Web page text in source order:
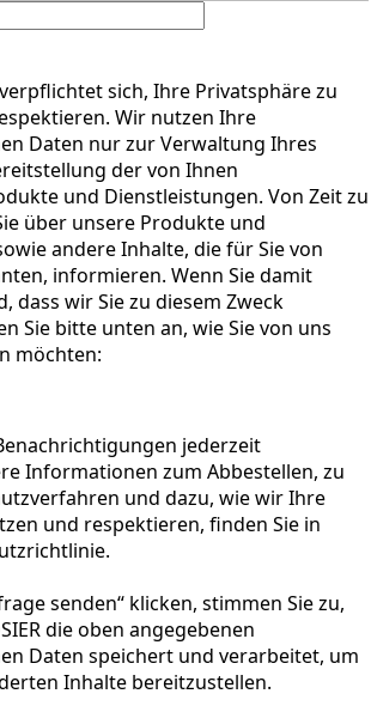
sich, Ihre Privatsphäre zu
Wir nutzen Ihre
Daten nur zur Verwaltung Ihres
der von Ihnen
und Dienstleistungen. Von Zeit zu
über unsere Produkte und
andere Inhalte, die für Sie von
informieren. Wenn Sie damit
dass wir Sie zu diesem Zweck
Sie bitte unten an, wie Sie von uns
möchten:
jederzeit
Informationen zum Abbestellen, zu
und dazu, wie wir Ihre
und respektieren, finden Sie in
senden“ klicken, stimmen Sie zu,
die oben angegebenen
Daten speichert und verarbeitet, um
Inhalte bereitzustellen.